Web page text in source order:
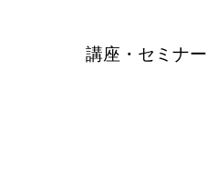
講座・セミナー